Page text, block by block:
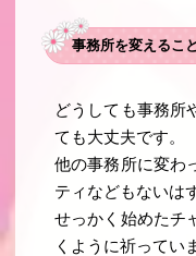
事務所を変えるこ
どうしても事務所
ても大丈夫です。
他の事務所に変わ
ティなどもないは
せっかく始めたチ
くように祈ってい